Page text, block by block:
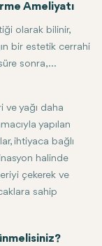
Ameliyatı
olarak bilinir,
bir estetik cerrahi
sonra,
deri
artmıştır. Birçok
ile vücut kontürü
ve yağı daha
yapılan
ihtiyaca bağlı
halinde
çekerek ve
sahip